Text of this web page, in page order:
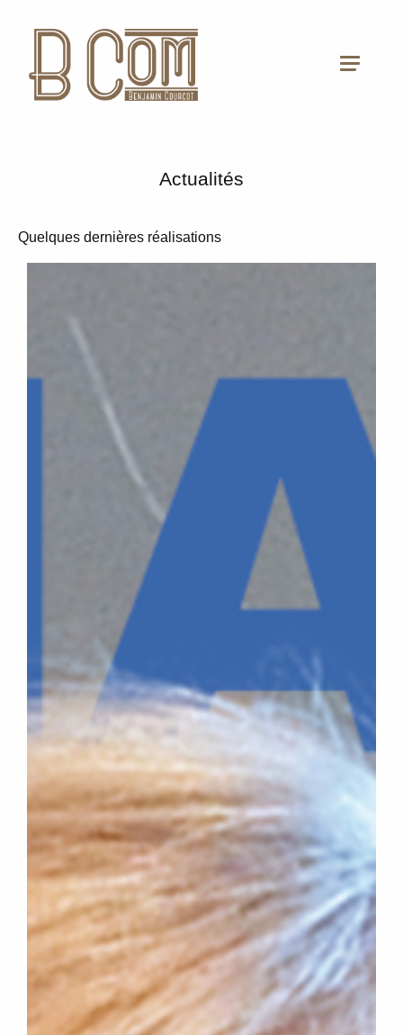
Actualités
Quelques dernières réalisations